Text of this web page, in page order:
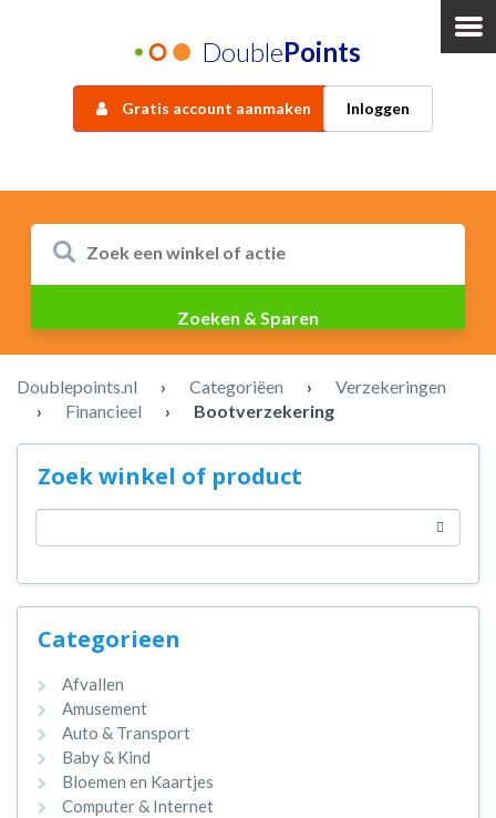
DoublePoints
Gratis account aanmaken Inloggen
Doublepoints.nl › Categoriëen ›
Verzekeringen
›
Financieel › Bootverzekering
Zoek winkel of product
Categorieen
Afvallen
Amusement
Auto & Transport
Baby & Kind
Bloemen en Kaartjes
Computer & Internet